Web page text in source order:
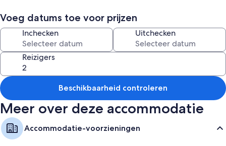
Voeg datums toe voor prijzen
Inchecken Uitchecken
Reizigers
Beschikbaarheid controleren
Meer over deze accommodatie
Accommodatie-voorzieningen